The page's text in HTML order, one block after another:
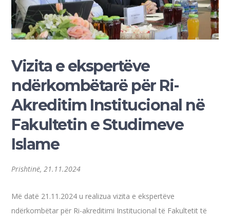
Vizita e ekspertëve
ndërkombëtarë për Ri-
Akreditim Institucional në
Fakultetin e Studimeve
Islame
Prishtinë, 21.11.2024
Më datë 21.11.2024 u realizua vizita e ekspertëve
ndërkombëtar për Ri-akreditimi Institucional të Fakultetit të